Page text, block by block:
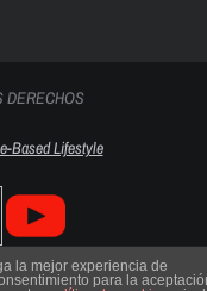
DERECHOS
la mejor experiencia de
para la